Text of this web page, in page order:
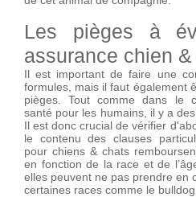
Les pièges à
assurance chien
Il est important de faire une
formules, mais il faut également
pièges. Tout comme dans le
santé pour les humains, il y a
Il est donc crucial de vérifier
le contenu des clauses
pour chiens & chats
en fonction de la race et de
elles peuvent ne pas prendre en
certaines races comme le